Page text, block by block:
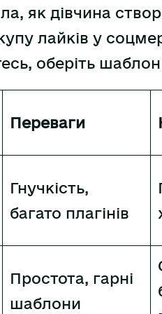
як дівчина
купу лайків у
оберіть
Переваги
Гнучкість,
багато плагінів
Простота, гарні
шаблони